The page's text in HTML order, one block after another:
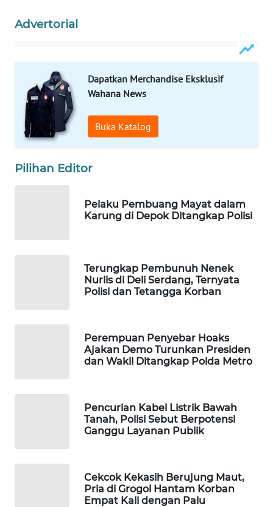
Advertorial
Dapatkan Merchandise Eksklusif
Wahana News
Buka Katalog
Pilihan Editor
Pelaku Pembuang Mayat dalam
Karung di Depok Ditangkap Polisi
Terungkap Pembunuh Nenek
Nurlis di Deli Serdang, Ternyata
Polisi dan Tetangga Korban
Perempuan Penyebar Hoaks
Ajakan Demo Turunkan Presiden
dan Wakil Ditangkap Polda Metro
Pencurian Kabel Listrik Bawah
Tanah, Polisi Sebut Berpotensi
Ganggu Layanan Publik
Cekcok Kekasih Berujung Maut,
Pria di Grogol Hantam Korban
Empat Kali dengan Palu
INFRASTRUKTUR
KONSUMEN
WAHANA
LISTRIK
WAHANA
TRAVEL
WAHANANEWS
WAHANANEWS
WAHANA